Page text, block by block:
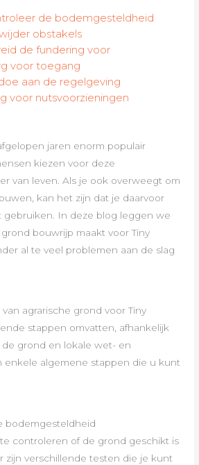
de bodemgesteldheid
obstakels
de fundering voor
voor toegang
aan de regelgeving
voor nutsvoorzieningen
jaren enorm populair
kiezen voor deze
van leven. Als je ook overweegt om
kan het zijn dat je daarvoor
gebruiken. In deze blog leggen we
bouwrijp maakt voor Tiny
al te veel problemen aan de slag
agrarische grond voor Tiny
stappen omvatten, afhankelijk
grond en lokale wet- en
enkele algemene stappen die u kunt
bodemgesteldheid
controleren of de grond geschikt is
zijn verschillende testen die je kunt